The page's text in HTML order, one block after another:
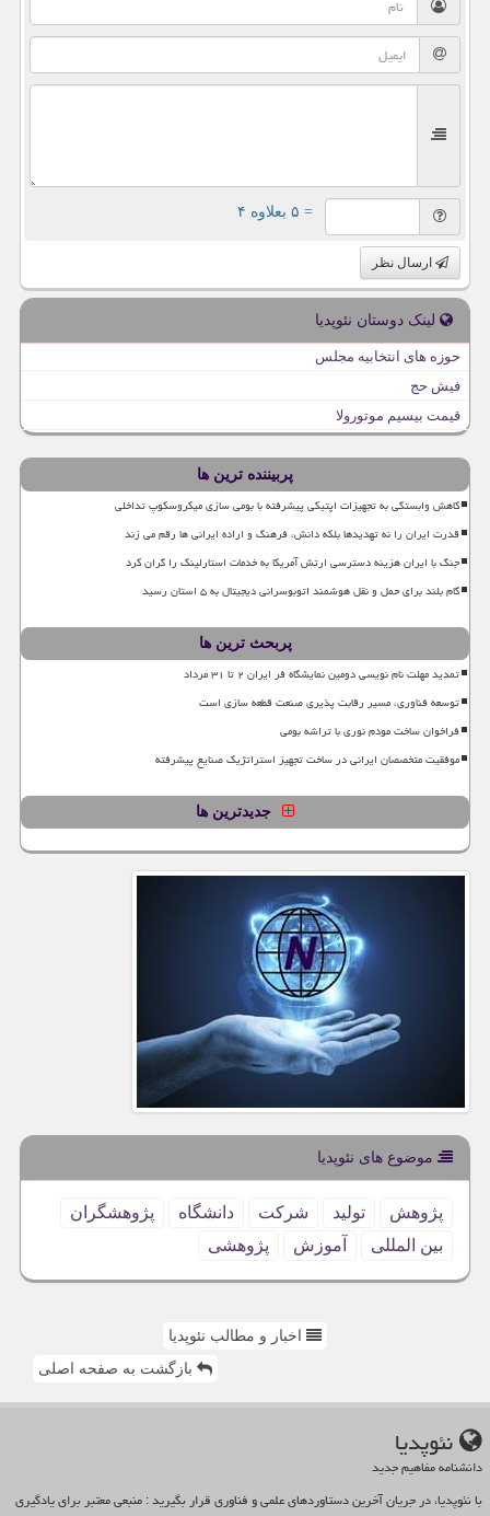
= ۵ بعلاوه ۴
ارسال نظر
لینک دوستان نئوپدیا
حوزه های انتخابیه مجلس
فیش حج
قیمت بیسیم موتورولا
پربیننده ترین ها
کاهش وابستگی به تجهیزات اپتیکی پیشرفته با بومی سازی میکروسکوپ تداخلی
قدرت ایران را نه تهدیدها بلکه دانش، فرهنگ و اراده ایرانی ها رقم می زند
جنگ با ایران هزینه دسترسی ارتش آمریکا به خدمات استارلینک را گران کرد
گام بلند برای حمل و نقل هوشمند اتوبوسرانی دیجیتال به ۵ استان رسید
پربحث ترین ها
تمدید مهلت نام نویسی دومین نمایشگاه فر ایران ۲ تا ۳۱ مرداد
توسعه فناوری، مسیر رقابت پذیری صنعت قطعه سازی است
فراخوان ساخت مودم نوری با تراشه بومی
موفقیت متخصصان ایرانی در ساخت تجهیز استراتژیک صنایع پیشرفته
جدیدترین ها
موضوع های نئوپدیا
پژوهش تولید شركت دانشگاه
پژوهشگران
بین المللی
آموزش پژوهشی
اخبار و مطالب نئوپدیا
بازگشت به صفحه اصلی
نئوپدیا
دانشنامه مفاهیم جدید
با نئوپدیا، در جریان آخرین دستاوردهای علمی و فناوری قرار بگیرید : منبعی معتبر برای یادگیری